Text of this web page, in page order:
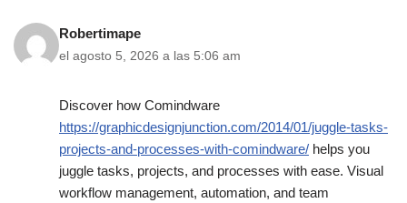
Robertimape
el agosto 5, 2026 a las 5:06 am
Discover how Comindware
https://graphicdesignjunction.com/2014/01/juggle-tasks-
projects-and-processes-with-comindware/ helps you
juggle tasks, projects, and processes with ease. Visual
workflow management, automation, and team